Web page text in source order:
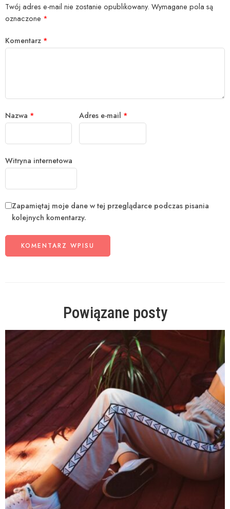
Twój adres e-mail nie zostanie opublikowany. Wymagane pola są
oznaczone *
Komentarz *
Nazwa * Adres e-mail *
Witryna internetowa
Zapamiętaj moje dane w tej przeglądarce podczas pisania
kolejnych komentarzy.
Powiązane posty